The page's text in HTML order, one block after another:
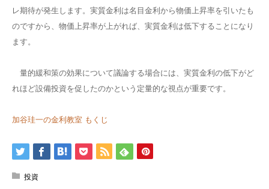
レ期待が発生します。実質金利は名目金利から物価上昇率を引いたも
のですから、物価上昇率が上がれば、実質金利は低下することになり
ます。
量的緩和策の効果について議論する場合には、実質金利の低下がど
れほど設備投資を促したのかという定量的な視点が重要です。
加谷珪一の金利教室 もくじ
投資